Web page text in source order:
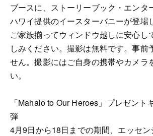
ブースに、ストーリーブック・エンタ
ハワイ提供のイースターバニーが登場
ご家族揃ってウィンドウ越しに安心し
しみください。撮影は無料です。事前
せん。撮影にはご自身の携帯やカメラ
い。
「Mahalo to Our Heroes」プレゼント
弾
4月9日から18日までの期間、エッセ